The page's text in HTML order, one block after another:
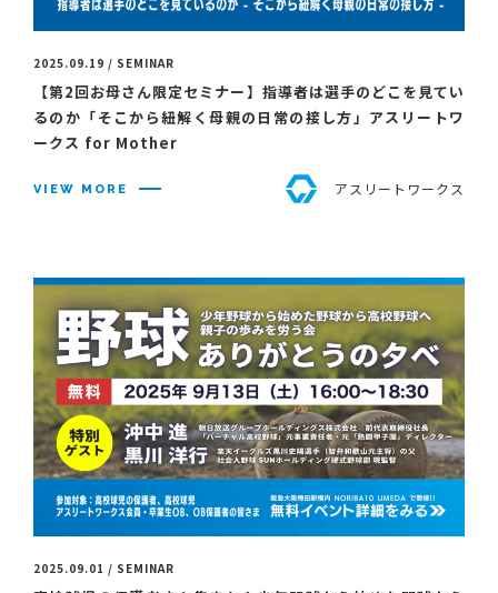
2025.09.19 / SEMINAR
【第2回お母さん限定セミナー】指導者は選手のどこを見てい
るのか「そこから紐解く母親の日常の接し方」アスリートワ
ークス for Mother
VIEW MORE アスリートワークス
2025.09.01 / SEMINAR